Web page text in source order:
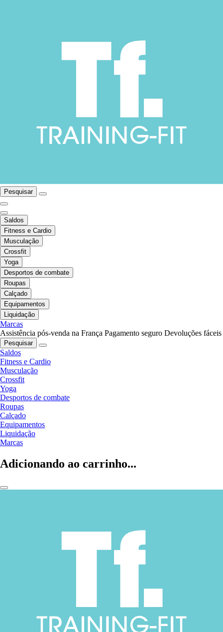
Pesquisar
Saldos
Fitness e Cardio
Musculação
Crossfit
Yoga
Desportos de combate
Roupas
Calçado
Equipamentos
Liquidação
Marcas
Assistência pós-venda na França Pagamento seguro Devoluções fáceis
Pesquisar
Saldos
Fitness e Cardio
Musculação
Crossfit
Yoga
Desportos de combate
Roupas
Calçado
Equipamentos
Liquidação
Marcas
Adicionando ao carrinho...